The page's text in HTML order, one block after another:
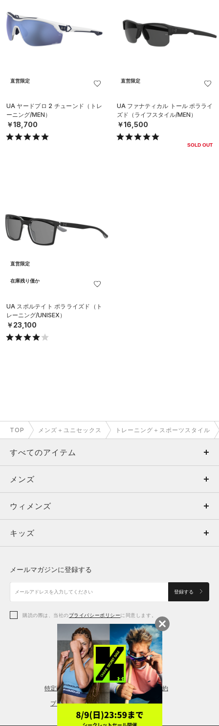
直営限定
UA ヤードプロ 2 チューンド（トレ
ーニング/MEN）
￥18,700
直営限定
UA ファナティカル トール ポラライ
ズド（ライフスタイル/MEN）
￥16,500
SOLD OUT
直営限定
在庫残り僅か
UA スポルテイト ポラライズド（ト
レーニング/UNISEX）
￥23,100
TOP メンズ＋ユニセックス トレーニング＋スポーツスタイル
すべてのアイテム
メンズ
ウィメンズ
キッズ
アクセサリー
メンズ
トップス
ボトムス
アクセサリー
ウィメンズ
トップス
シューズ
アクセサリー
レギンス＆タイツ
キッズ
シューズ
メールマガジンに登録する
登録する
購読の際は、当社のプライバシーポリシーに同意します。
特定商取引法に基づく通販の表記 会員規約
プライバシーポリシー